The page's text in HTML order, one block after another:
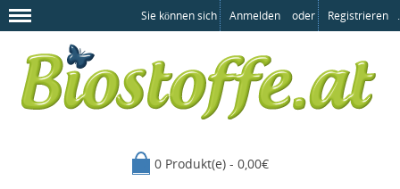
Sie können sich Anmelden oder Registrieren .
0 Produkt(e) - 0,00€